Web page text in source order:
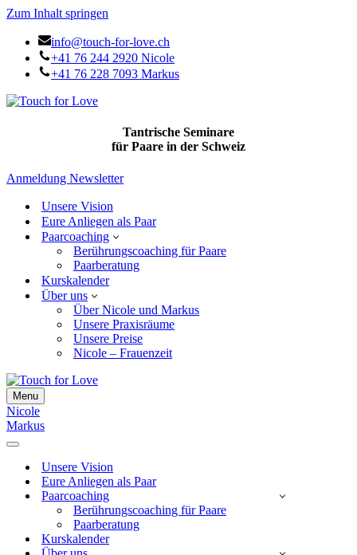
Zum Inhalt springen
info@touch-for-love.ch
+41 76 244 2920 Nicole
+41 76 228 7093 Markus
Tantrische Seminare
für Paare in der Schweiz
Anmeldung Newsletter
Unsere Vision
Eure Anliegen als Paar
Paarcoaching
Berührungscoaching für Paare
Paarberatung
Kurskalender
Über uns
Über Nicole und Markus
Unsere Praxisräume
Unsere Preise
Nicole – Frauenzeit
Menu
Navigationsmenü
Nicole
Markus
Navigationsmenü
Unsere Vision
Eure Anliegen als Paar
Paarcoaching
Berührungscoaching für Paare
Paarberatung
Kurskalender